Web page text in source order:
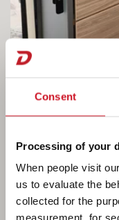
Consent
Processing of your
When people visit
us to evaluate the
collected for the
measurement, for
GOTOWANIE
Kuchnia posiada
Naprawdę
przedłużenie